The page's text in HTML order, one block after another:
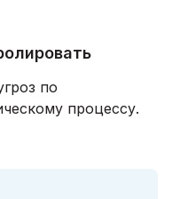
по
процессу.